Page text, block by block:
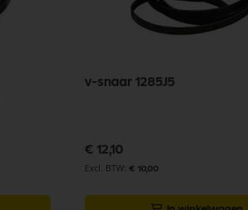
v-snaar 1285J5
€ 12,10
€ 10,00